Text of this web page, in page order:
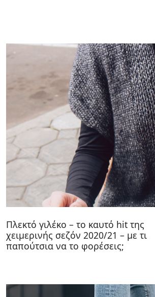
Πλεκτό γιλέκο – το καυτό hit της
χειμερινής σεζόν 2020/21 – με τι
παπούτσια να το φορέσεις;